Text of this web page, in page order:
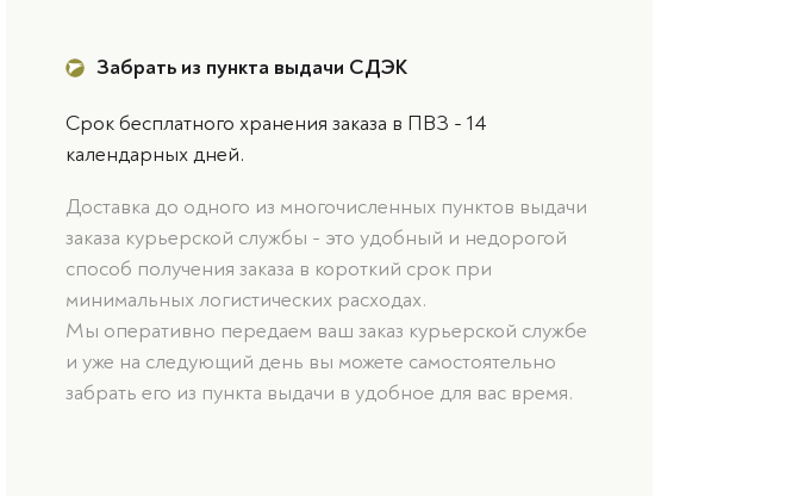
Забрать из пункта выдачи СДЭК
Срок бесплатного хранения заказа в ПВЗ - 14
календарных дней.
Доставка до одного из многочисленных пунктов выдачи
заказа курьерской службы - это удобный и недорогой
способ получения заказа в короткий срок при
минимальных логистических расходах.
Мы оперативно передаем ваш заказ курьерской службе
и уже на следующий день вы можете самостоятельно
забрать его из пункта выдачи в удобное для вас время.